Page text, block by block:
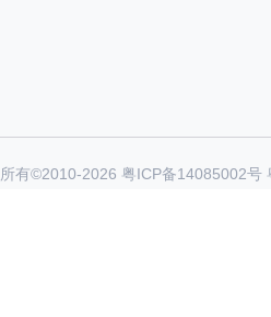
有©2010-2026 粤ICP备14085002号